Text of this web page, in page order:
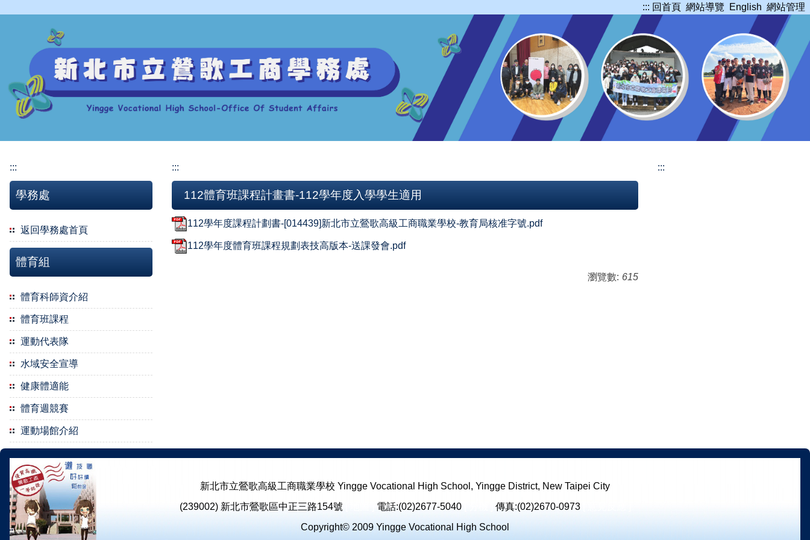
容
區
::: 回首頁 網站導覽 English 網站管理
:::
學務處
返回學務處首頁
體育組
體育科師資介紹
體育班課程
運動代表隊
水域安全宣導
健康體適能
體育週競賽
運動場館介紹
:::
112體育班課程計畫書-112學年度入學學生適用
112學年度課程計劃書-[014439]新北市立鶯歌高級工商職業學校-教育局核准字號.pdf
112學年度體育班課程規劃表技高版本-送課發會.pdf
瀏覽數: 615
:::
新北市立鶯歌高級工商職業學校 Yingge Vocational High School, Yingge District, New Taipei City
(239002) 新北市鶯歌區中正三路154號
電話:(02)2677-5040 傳真:(02)2670-0973
Copyright© 2009 Yingge Vocational High School